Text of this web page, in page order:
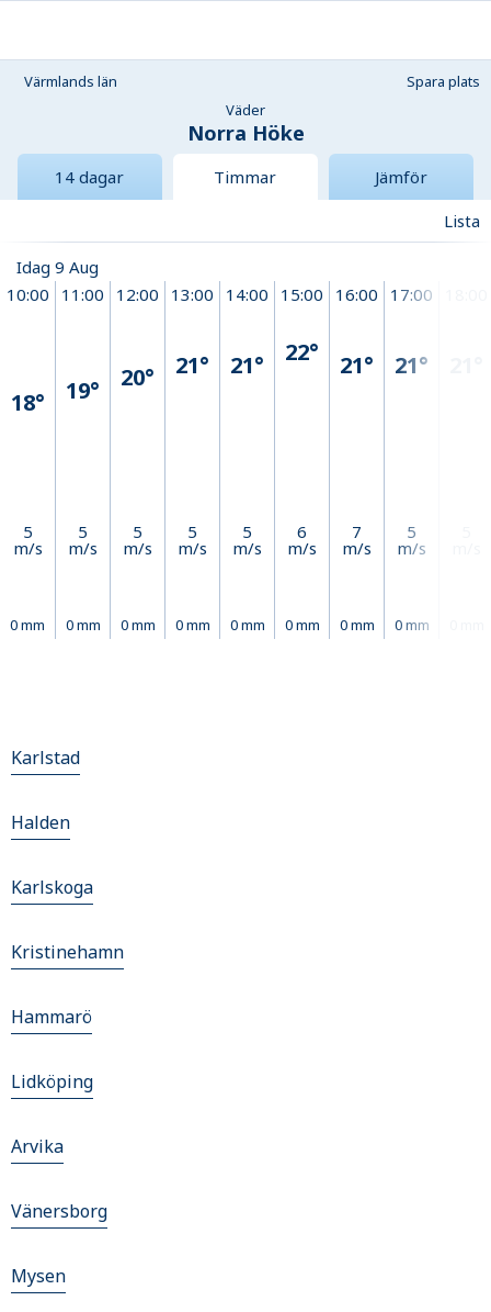
Värmlands län
Spara plats
Väder
Norra Höke
14 dagar Timmar
Jämför
Lista
Idag 9 Aug
10:00
18°
5
m/s
0 mm
11:00
19°
5
m/s
0 mm
12:00
20°
5
m/s
0 mm
13:00
21°
5
m/s
0 mm
14:00
21°
5
m/s
0 mm
15:00
22°
6
m/s
0 mm
16:00
21°
7
m/s
0 mm
17:00
21°
5
m/s
0 mm
Karlstad
Halden
Karlskoga
Kristinehamn
Hammarö
Lidköping
Arvika
Vänersborg
Mysen